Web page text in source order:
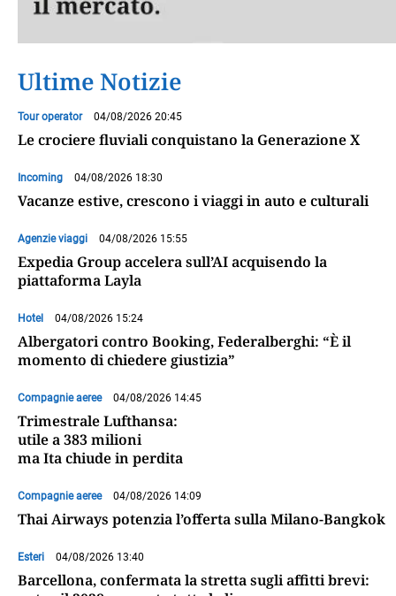
Ultime Notizie
Tour operator 04/08/2026 20:45
Le crociere fluviali conquistano la Generazione X
Incoming 04/08/2026 18:30
Vacanze estive, crescono i viaggi in auto e culturali
Agenzie viaggi 04/08/2026 15:55
Expedia Group accelera sull’AI acquisendo la
piattaforma Layla
Hotel 04/08/2026 15:24
Albergatori contro Booking, Federalberghi: “È il
momento di chiedere giustizia”
Compagnie aeree 04/08/2026 14:45
Trimestrale Lufthansa:
utile a 383 milioni
ma Ita chiude in perdita
Compagnie aeree 04/08/2026 14:09
Thai Airways potenzia l’offerta sulla Milano-Bangkok
Esteri 04/08/2026 13:40
Barcellona, confermata la stretta sugli affitti brevi: